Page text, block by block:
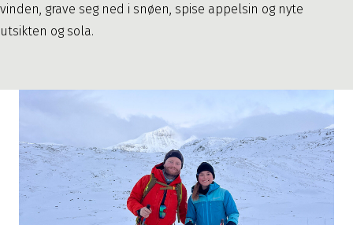
vinden, grave seg ned i snøen, spise appelsin og nyte
utsikten og sola.